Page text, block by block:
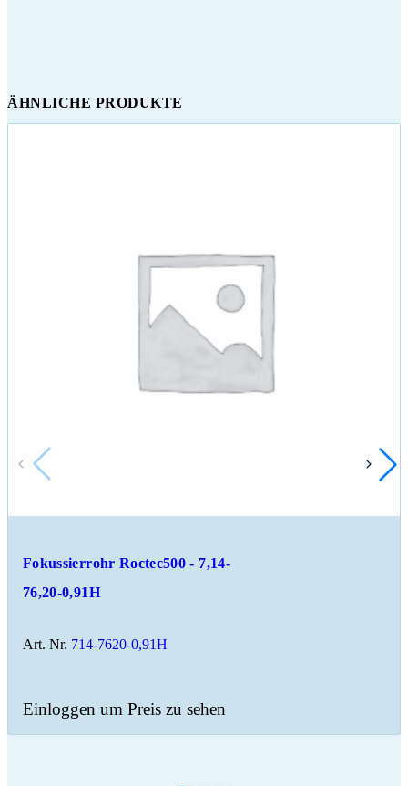
ÄHNLICHE PRODUKTE
Fokussierrohr Roctec500 - 7,14-
76,20-0,91H
Art. Nr. 714-7620-0,91H
Einloggen um Preis zu sehen